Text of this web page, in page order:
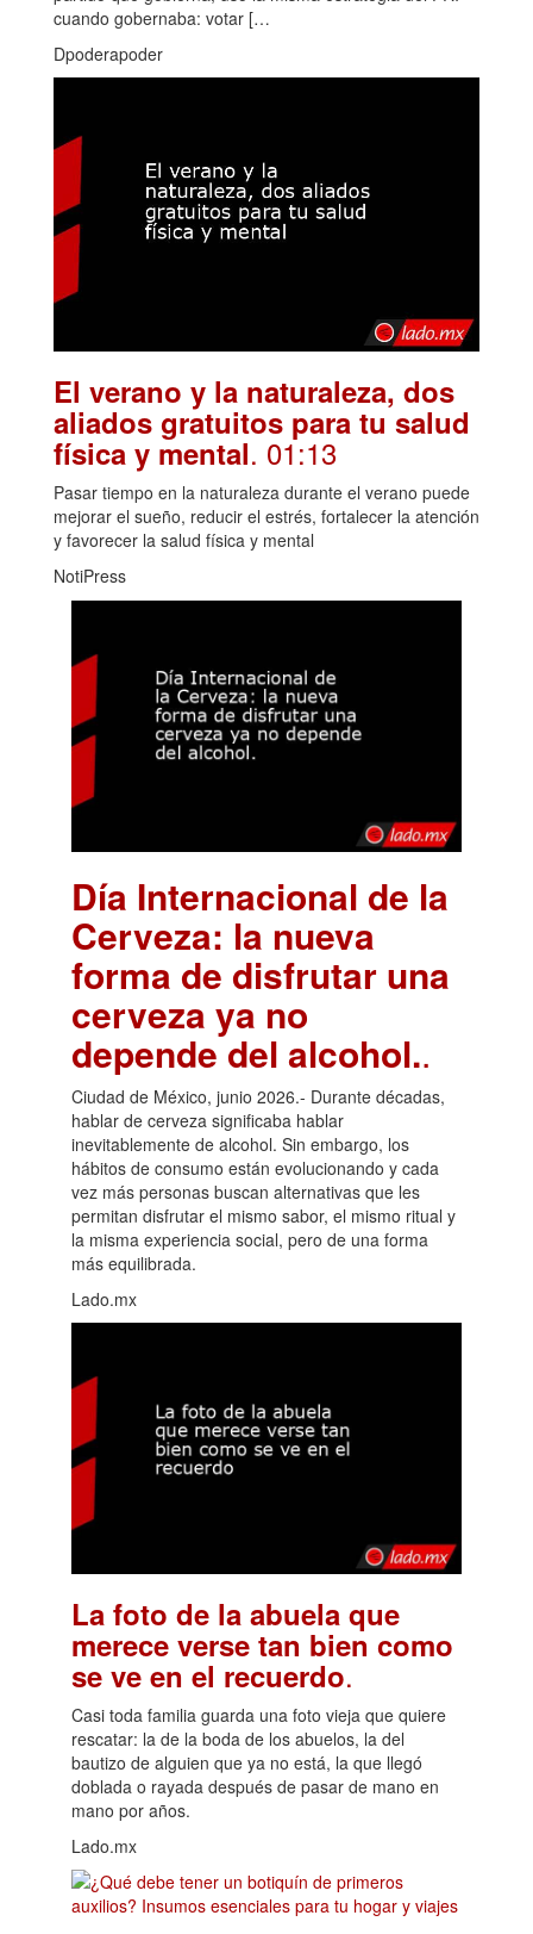
cuando gobernaba: votar […
Dpoderapoder
El verano y la naturaleza, dos
aliados gratuitos para tu salud
física y mental. 01:13
Pasar tiempo en la naturaleza durante el verano puede
mejorar el sueño, reducir el estrés, fortalecer la atención
y favorecer la salud física y mental
NotiPress
Día Internacional de la
Cerveza: la nueva
forma de disfrutar una
cerveza ya no
depende del alcohol..
Ciudad de México, junio 2026.- Durante décadas,
hablar de cerveza significaba hablar
inevitablemente de alcohol. Sin embargo, los
hábitos de consumo están evolucionando y cada
vez más personas buscan alternativas que les
permitan disfrutar el mismo sabor, el mismo ritual y
la misma experiencia social, pero de una forma
más equilibrada.
Lado.mx
La foto de la abuela que
merece verse tan bien como
se ve en el recuerdo.
Casi toda familia guarda una foto vieja que quiere
rescatar: la de la boda de los abuelos, la del
bautizo de alguien que ya no está, la que llegó
doblada o rayada después de pasar de mano en
mano por años.
Lado.mx